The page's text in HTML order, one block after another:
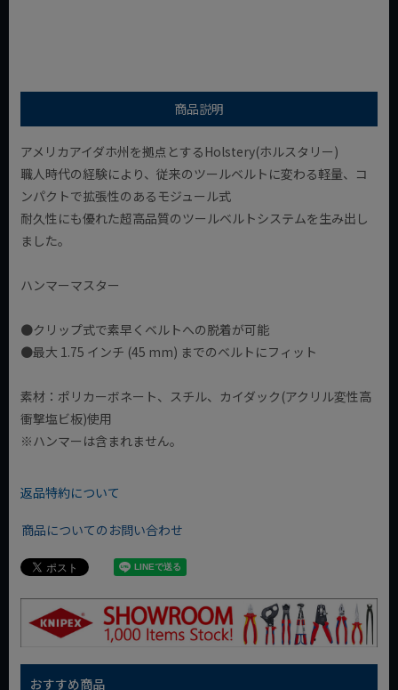
商品説明
アメリカアイダホ州を拠点とするHolstery(ホルスタリー)
職人時代の経験により、従来のツールベルトに変わる軽量、コ
ンパクトで拡張性のあるモジュール式
耐久性にも優れた超高品質のツールベルトシステムを生み出し
ました。
ハンマーマスター
●クリップ式で素早くベルトへの脱着が可能
●最大 1.75 インチ (45 mm) までのベルトにフィット
素材：ポリカーボネート、スチル、カイダック(アクリル変性高
衝撃塩ビ板)使用
※ハンマーは含まれません。
返品特約について
商品についてのお問い合わせ
おすすめ商品